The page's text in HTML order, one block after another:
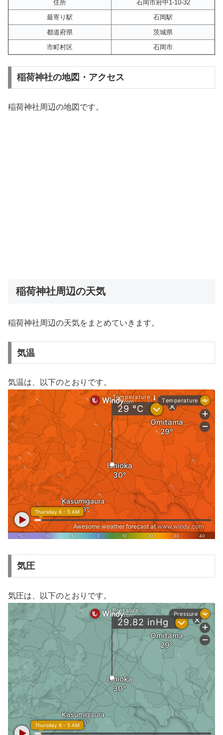
住所
石岡市府中1-10-32
最寄り駅
石岡駅
都道府県
茨城県
市町村区
石岡市
稲荷神社の地図・アクセス
稲荷神社周辺の地図です。
稲荷神社周辺の天気
稲荷神社周辺の天気をまとめていきます。
気温
気温は、以下のとおりです。
気圧
気圧は、以下のとおりです。